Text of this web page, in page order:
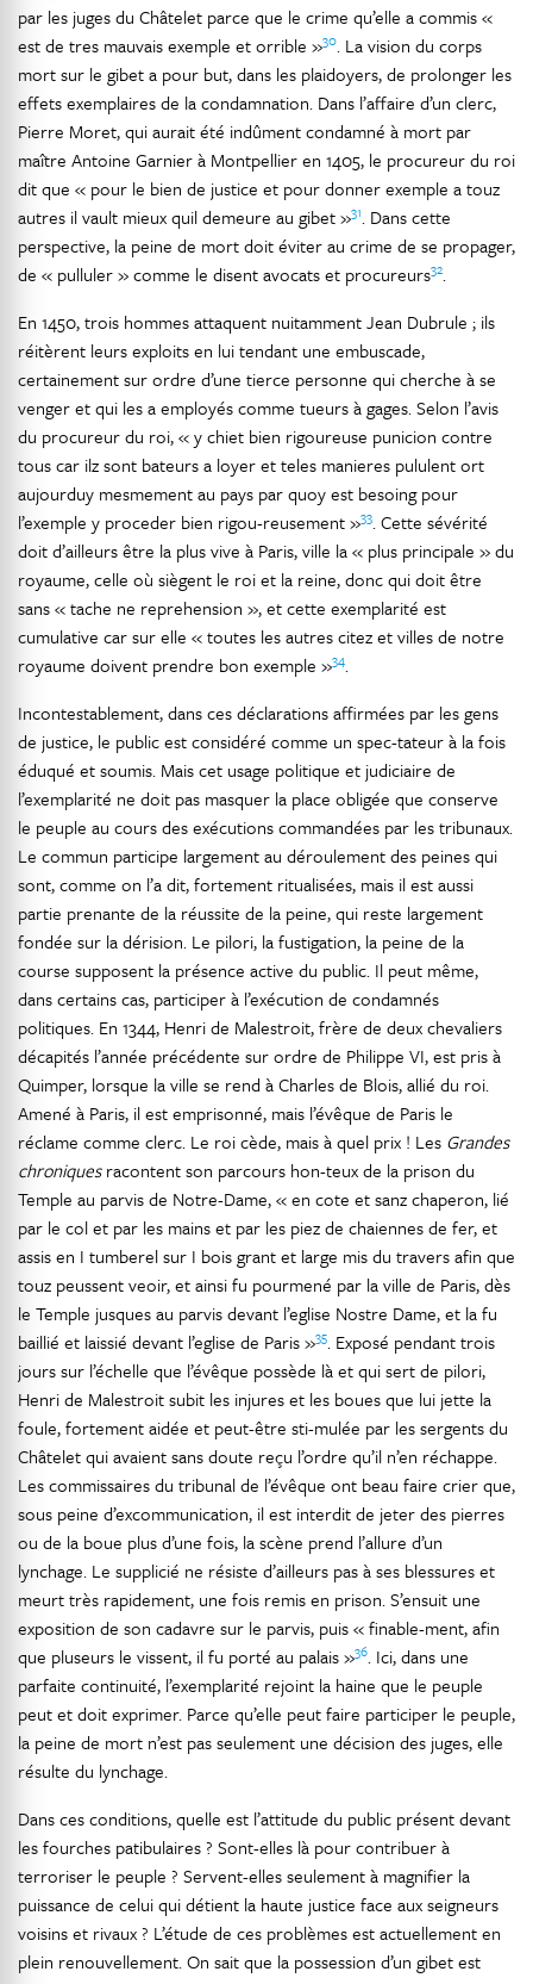
par les juges du Châtelet parce que le crime qu’elle a commis «
est de tres mauvais exemple et orrible »30. La vision du corps
mort sur le gibet a pour but, dans les plaidoyers, de prolonger les
effets exemplaires de la condamnation. Dans l’affaire d’un clerc,
Pierre Moret, qui aurait été indûment condamné à mort par
maître Antoine Garnier à Montpellier en 1405, le procureur du roi
dit que « pour le bien de justice et pour donner exemple a touz
autres il vault mieux quil demeure au gibet »31. Dans cette
perspective, la peine de mort doit éviter au crime de se propager,
de « pulluler » comme le disent avocats et procureurs32.
En 1450, trois hommes attaquent nuitamment Jean Dubrule ; ils
réitèrent leurs exploits en lui tendant une embuscade,
certainement sur ordre d’une tierce personne qui cherche à se
venger et qui les a employés comme tueurs à gages. Selon l’avis
du procureur du roi, « y chiet bien rigoureuse punicion contre
tous car ilz sont bateurs a loyer et teles manieres pululent ort
aujourduy mesmement au pays par quoy est besoing pour
l’exemple y proceder bien rigou-reusement »33. Cette sévérité
doit d’ailleurs être la plus vive à Paris, ville la « plus principale » du
royaume, celle où siègent le roi et la reine, donc qui doit être
sans « tache ne reprehension », et cette exemplarité est
cumulative car sur elle « toutes les autres citez et villes de notre
royaume doivent prendre bon exemple »34.
Incontestablement, dans ces déclarations affirmées par les gens
de justice, le public est considéré comme un spec-tateur à la fois
éduqué et soumis. Mais cet usage politique et judiciaire de
l’exemplarité ne doit pas masquer la place obligée que conserve
le peuple au cours des exécutions commandées par les tribunaux.
Le commun participe largement au déroulement des peines qui
sont, comme on l’a dit, fortement ritualisées, mais il est aussi
partie prenante de la réussite de la peine, qui reste largement
fondée sur la dérision. Le pilori, la fustigation, la peine de la
course supposent la présence active du public. Il peut même,
dans certains cas, participer à l’exécution de condamnés
politiques. En 1344, Henri de Malestroit, frère de deux chevaliers
décapités l’année précédente sur ordre de Philippe VI, est pris à
Quimper, lorsque la ville se rend à Charles de Blois, allié du roi.
Amené à Paris, il est emprisonné, mais l’évêque de Paris le
réclame comme clerc. Le roi cède, mais à quel prix ! Les Grandes
chroniquesracontent son parcours hon-teux de la prison du
Temple au parvis de Notre-Dame, « en cote et sanz chaperon, lié
par le col et par les mains et par les piez de chaiennes de fer, et
assis en I tumberel sur I bois grant et large mis du travers afin que
touz peussent veoir, et ainsi fu pourmené par la ville de Paris, dès
le Temple jusques au parvis devant l’eglise Nostre Dame, et la fu
baillié et laissié devant l’eglise de Paris »35. Exposé pendant trois
jours sur l’échelle que l’évêque possède là et qui sert de pilori,
Henri de Malestroit subit les injures et les boues que lui jette la
foule, fortement aidée et peut-être sti-mulée par les sergents du
Châtelet qui avaient sans doute reçu l’ordre qu’il n’en réchappe.
Les commissaires du tribunal de l’évêque ont beau faire crier que,
sous peine d’excommunication, il est interdit de jeter des pierres
ou de la boue plus d’une fois, la scène prend l’allure d’un
lynchage. Le supplicié ne résiste d’ailleurs pas à ses blessures et
meurt très rapidement, une fois remis en prison. S’ensuit une
exposition de son cadavre sur le parvis, puis « finable-ment, afin
que pluseurs le vissent, il fu porté au palais »36. Ici, dans une
parfaite continuité, l’exemplarité rejoint la haine que le peuple
peut et doit exprimer. Parce qu’elle peut faire participer le peuple,
la peine de mort n’est pas seulement une décision des juges, elle
résulte du lynchage.
Dans ces conditions, quelle est l’attitude du public présent devant
les fourches patibulaires ? Sont-elles là pour contribuer à
terroriser le peuple ? Servent-elles seulement à magnifier la
puissance de celui qui détient la haute justice face aux seigneurs
voisins et rivaux ? L’étude de ces problèmes est actuellement en
plein renouvellement. On sait que la possession d’un gibet est